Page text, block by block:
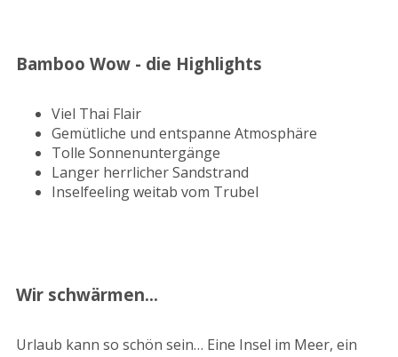
Bamboo Wow - die Highlights
Viel Thai Flair
Gemütliche und entspanne Atmosphäre
Tolle Sonnenuntergänge
Langer herrlicher Sandstrand
Inselfeeling weitab vom Trubel
Wir schwärmen...
Urlaub kann so schön sein… Eine Insel im Meer, ein